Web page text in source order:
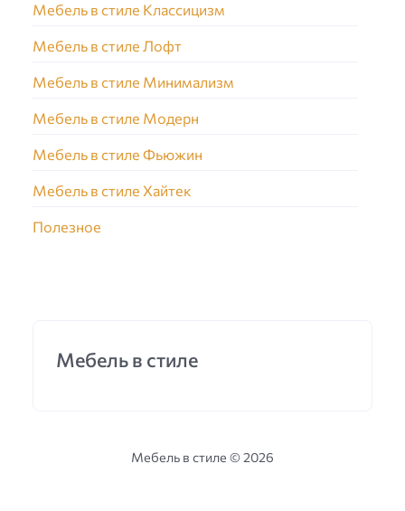
Мебель в стиле Классицизм
Мебель в стиле Лофт
Мебель в стиле Минимализм
Мебель в стиле Модерн
Мебель в стиле Фьюжин
Мебель в стиле Хайтек
Полезное
Мебель в стиле
Мебель в стиле © 2026